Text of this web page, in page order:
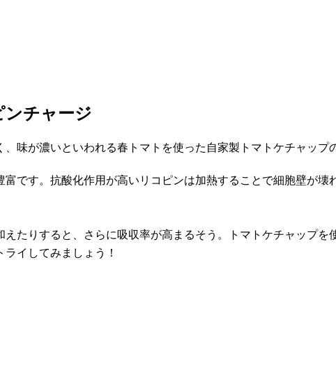
ンチャージ
味が濃いといわれる春トマトを使った自家製トマトケチャップ
です。抗酸化作用が高いリコピンは加熱することで細胞壁が壊
たりすると、さらに吸収率が高まるそう。トマトケチャップを
イしてみましょう！